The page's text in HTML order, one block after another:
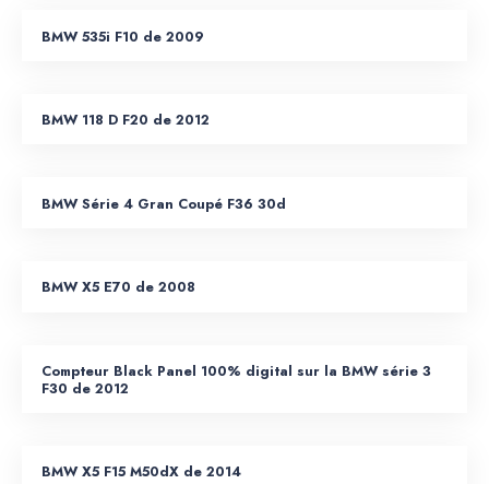
BMW 535i F10 de 2009
BMW 118 D F20 de 2012
BMW Série 4 Gran Coupé F36 30d
BMW X5 E70 de 2008
Compteur Black Panel 100% digital sur la BMW série 3
F30 de 2012
BMW X5 F15 M50dX de 2014